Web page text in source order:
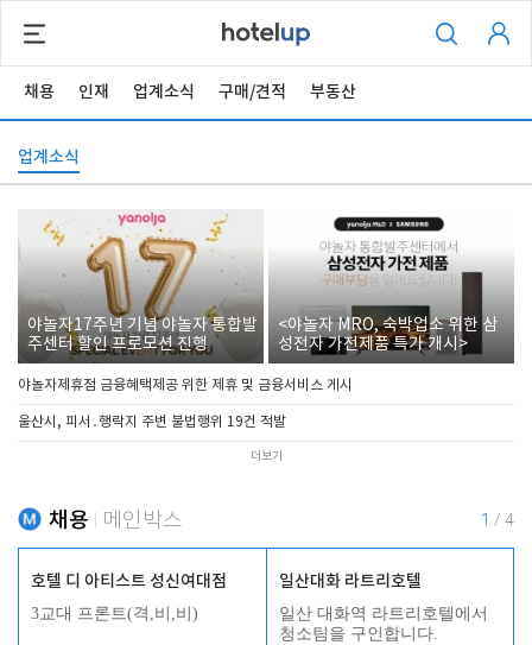
채용 인재 업계소식 구매/견적 부동산
업계소식
야놀자17주년 기념 야놀자 통합발
주센터 할인 프로모션 진행
<야놀자 MRO, 숙박업소 위한 삼
성전자 가전제품 특가 개시>
야놀자제휴점 금융혜택제공 위한 제휴 및 금융서비스 게시
울산시, 피서․행락지 주변 불법행위 19건 적발
더보기
채용 메인박스 1 / 4
호텔 디 아티스트 성신여대점
3교대 프론트(격,비,비)
일산대화 라트리호텔
일산 대화역 라트리호텔에서
청소팀을 구인합니다.